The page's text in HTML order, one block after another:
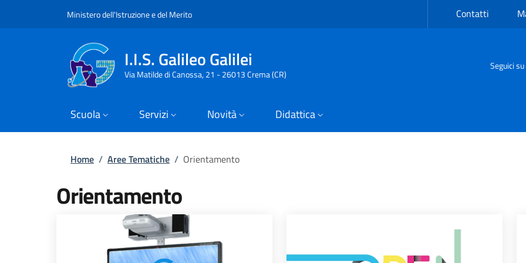
Ministero dell'Istruzione e del MeritoSlim top Contatti
I.I.S. Galileo Galilei
Via Matilde di Canossa, 21 - 26013 Crema (CR)
Seguici su
Scuola Servizi Novità Didattica
Briciole di pane
Home / Aree Tematiche / Orientamento
Orientamento